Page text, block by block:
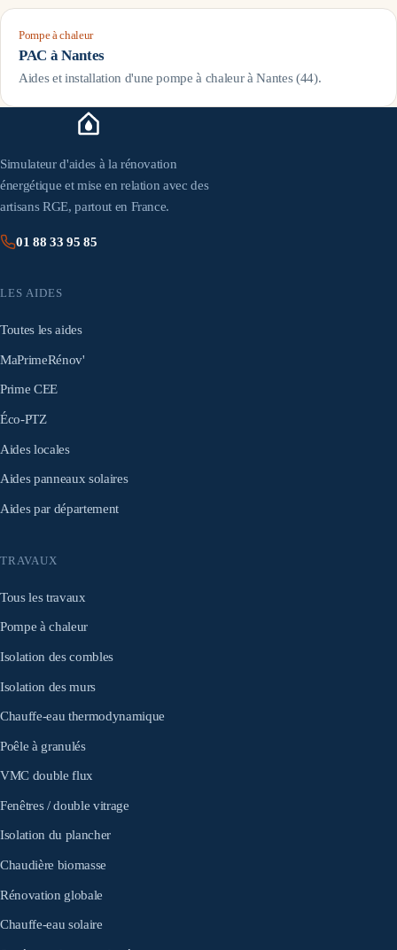
Pompe à chaleur
PAC àNantes
Aides et installation d'une pompe à chaleur àNantes(44).
Simulateur d'aides à la rénovation
énergétique et mise en relation avec des
artisans RGE, partout en France.
01 88 33 95 85
LES AIDES
Toutes les aides
MaPrimeRénov'
Prime CEE
Éco-PTZ
Aides locales
Aides panneaux solaires
Aides par département
TRAVAUX
Tous les travaux
Pompe à chaleur
Isolation des combles
Isolation des murs
Chauffe-eau thermodynamique
Poêle à granulés
VMC double flux
Fenêtres / double vitrage
Isolation du plancher
Chaudière biomasse
Rénovation globale
Chauffe-eau solaire